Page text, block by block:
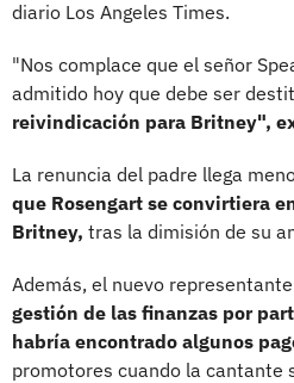
diario Los Angeles Times.
"Nos complace que el señor
admitido hoy que debe ser
reivindicación para Britney",
La renuncia del padre llega
que Rosengart se convirtiera
Britney, tras la dimisión de su
Además, el nuevo
gestión de las finanzas por
habría encontrado algunos
promotores cuando la cantante